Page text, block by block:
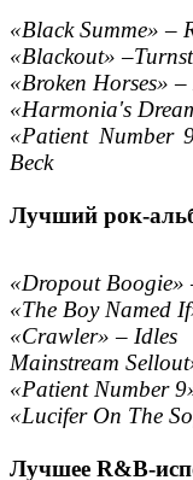
«Black Summe» –
«Blackout»
«Broken Horses»
«Harmonia's
«Patient Number
Beck
Лучший рок-
«Dropout Boogie»
«The Boy Named
«Crawler» – Idles
Mainstream
«Patient Number
«Lucifer On The
Лучшее R&B-